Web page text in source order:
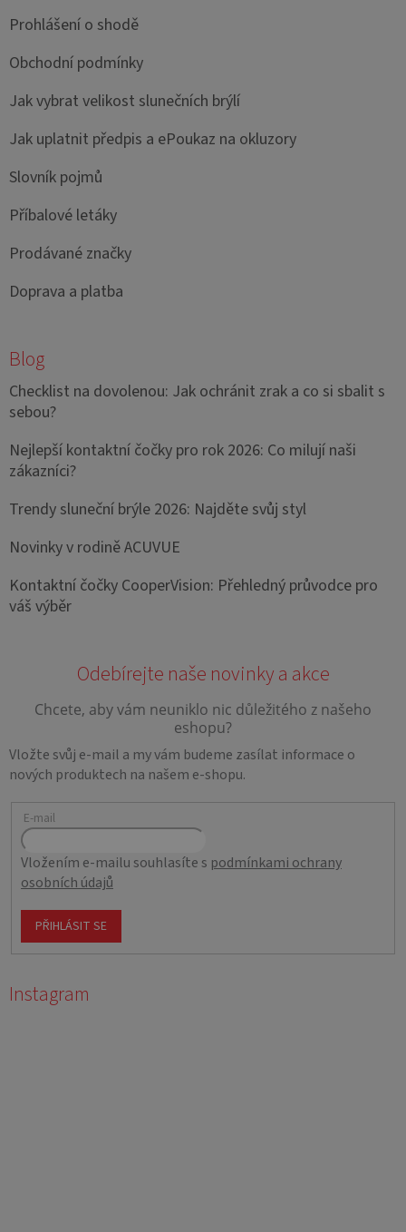
Prohlášení o shodě
Obchodní podmínky
Jak vybrat velikost slunečních brýlí
Jak uplatnit předpis a ePoukaz na okluzory
Slovník pojmů
Příbalové letáky
Prodávané značky
Doprava a platba
Blog
Checklist na dovolenou: Jak ochránit zrak a co si sbalit s
sebou?
Nejlepší kontaktní čočky pro rok 2026: Co milují naši
zákazníci?
Trendy sluneční brýle 2026: Najděte svůj styl
Novinky v rodině ACUVUE
Kontaktní čočky CooperVision: Přehledný průvodce pro
váš výběr
Vložte svůj e-mail a my vám budeme zasílat informace o
nových produktech na našem e-shopu.
E-mail
Vložením e-mailu souhlasíte s podmínkami ochrany
osobních údajů
PŘIHLÁSIT SE
Instagram